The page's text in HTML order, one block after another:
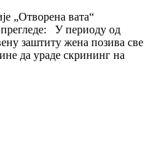
„Отворена вата“
прегледе: У периоду од
заштиту жена позива све
да ураде скрининг на